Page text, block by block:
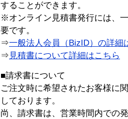
することができます。
※オンライン見積書発行には、
要です。
⇒一般法人会員（BizID）の詳細
⇒ 見積書について詳細はこちら
■請求書について
ご注文時に希望されたお客様に
しております。
尚、請求書は、営業時間内での